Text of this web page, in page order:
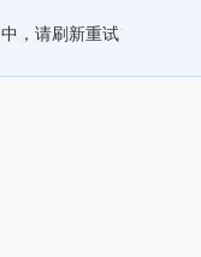
，请刷新重试